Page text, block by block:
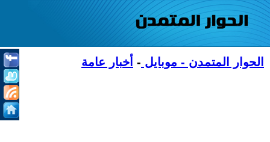
الحوار المتمدن - موبايل - أخبار عامة